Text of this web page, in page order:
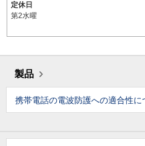
定休日
第2水曜
製品
携帯電話の電波防護への適合性に